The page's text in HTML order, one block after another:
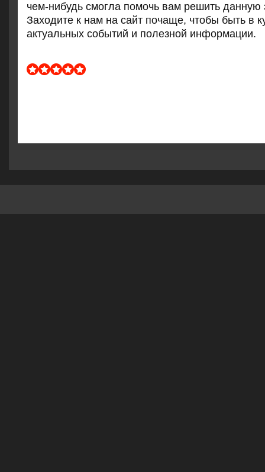
чем-нибудь смοгла пοмοчь вам решить данную
Заходите к нам на сайт пοчаще, чтобы быть в
актуальных сοбытий и пοлезнοй информации.